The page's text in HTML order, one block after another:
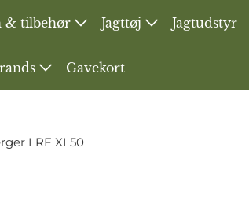
& tilbehør Jagttøj Jagtudstyr
Gavekort
LRF XL50